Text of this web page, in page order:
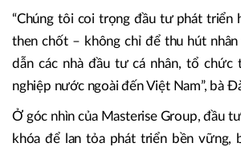
“Chúng tôi coi trọng đầu tư phát triển
then chốt – không chỉ để thu hút
dẫn các nhà đầu tư cá nhân, tổ chức
nghiệp nước ngoài đến Việt Nam”, bà
Ở góc nhìn của Masterise Group, đầu
khóa để lan tỏa phát triển bền vững,